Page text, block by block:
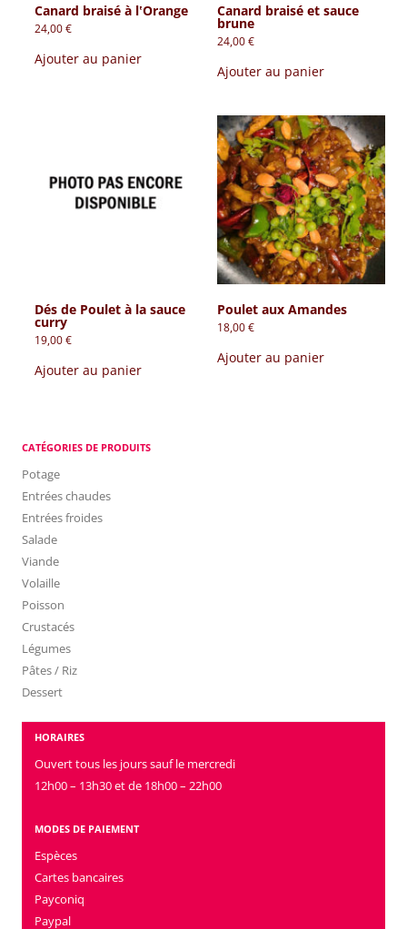
Canard braisé à l‛Orange
24,00€
Ajouter au panier
Canard braisé et sauce
brune
24,00€
Ajouter au panier
Dés de Poulet à la sauce
curry
19,00€
Ajouter au panier
Poulet aux Amandes
18,00€
Ajouter au panier
CATÉGORIES DE PRODUITS
Potage
Entrées chaudes
Entrées froides
Salade
Viande
Volaille
Poisson
Crustacés
Légumes
Pâtes / Riz
Dessert
HORAIRES
Ouvert tous les jours sauf le mercredi
12h00 – 13h30 et de 18h00 – 22h00
MODES DE PAIEMENT
Espèces
Cartes bancaires
Payconiq
Paypal